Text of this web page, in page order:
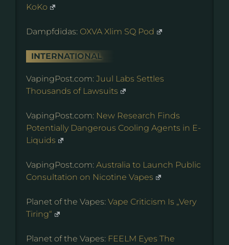
KoKo
Dampfdidas: OXVA Xlim SQ Pod
INTERNATIONAL
VapingPost.com: Juul Labs Settles
Thousands of Lawsuits
VapingPost.com: New Research Finds
Potentially Dangerous Cooling Agents in E-
Liquids
VapingPost.com: Australia to Launch Public
Consultation on Nicotine Vapes
Planet of the Vapes: Vape Criticism Is „Very
Tiring“
Planet of the Vapes: FEELM Eyes The